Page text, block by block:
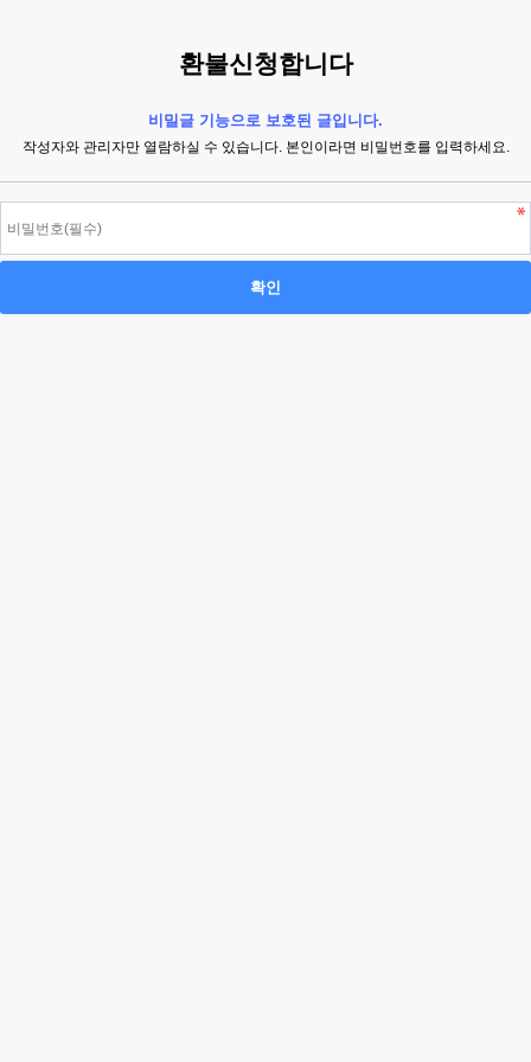
환불신청합니다
비밀글 기능으로 보호된 글입니다.
작성자와 관리자만 열람하실 수 있습니다. 본인이라면 비밀번호를 입력하세요.